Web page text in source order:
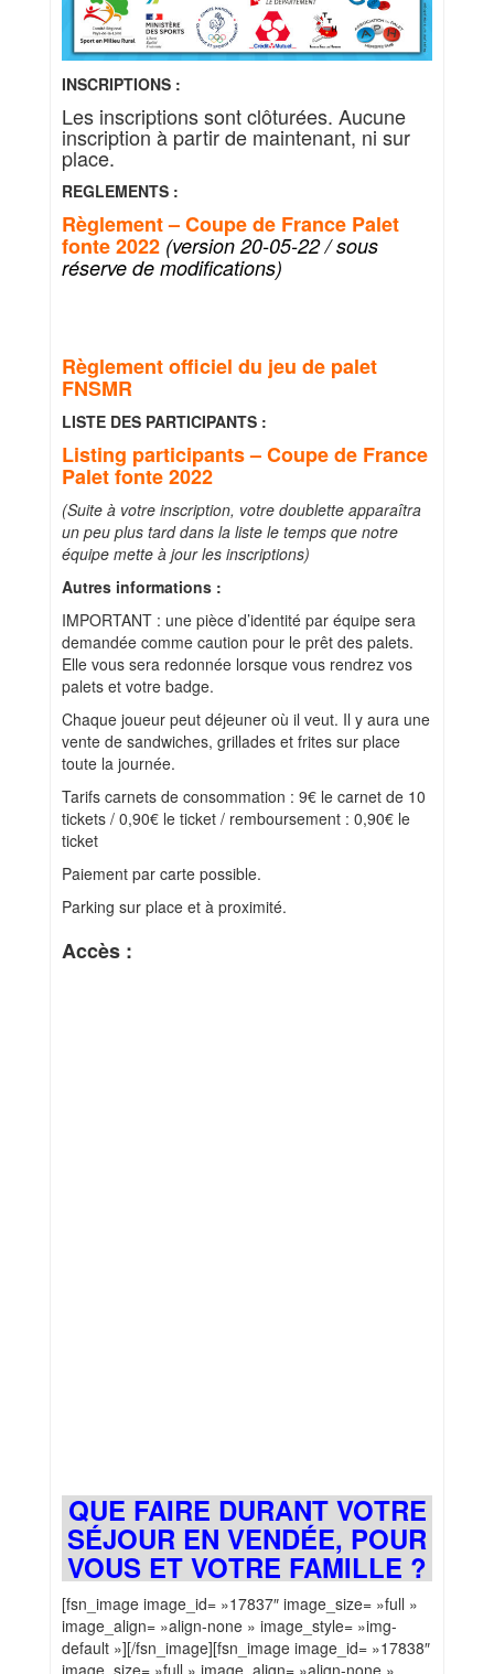
INSCRIPTIONS :
Les inscriptions sont clôturées. Aucune
inscription à partir de maintenant, ni sur
place.
REGLEMENTS :
Règlement – Coupe de France Palet
fonte 2022 (version 20-05-22 / sous
réserve de modifications)
Règlement officiel du jeu de palet
FNSMR
LISTE DES PARTICIPANTS :
Listing participants – Coupe de France
Palet fonte 2022
(Suite à votre inscription, votre doublette apparaîtra
un peu plus tard dans la liste le temps que notre
équipe mette à jour les inscriptions)
Autres informations :
IMPORTANT : une pièce d’identité par équipe sera
demandée comme caution pour le prêt des palets.
Elle vous sera redonnée lorsque vous rendrez vos
palets et votre badge.
Chaque joueur peut déjeuner où il veut. Il y aura une
vente de sandwiches, grillades et frites sur place
toute la journée.
Tarifs carnets de consommation : 9€ le carnet de 10
tickets / 0,90€ le ticket / remboursement : 0,90€ le
ticket
Paiement par carte possible.
Parking sur place et à proximité.
Accès :
QUE FAIRE DURANT VOTRE
SÉJOUR EN VENDÉE, POUR
VOUS ET VOTRE FAMILLE ?
[fsn_image image_id= »17837″ image_size= »full »
image_align= »align-none » image_style= »img-
default »][/fsn_image][fsn_image image_id= »17838″